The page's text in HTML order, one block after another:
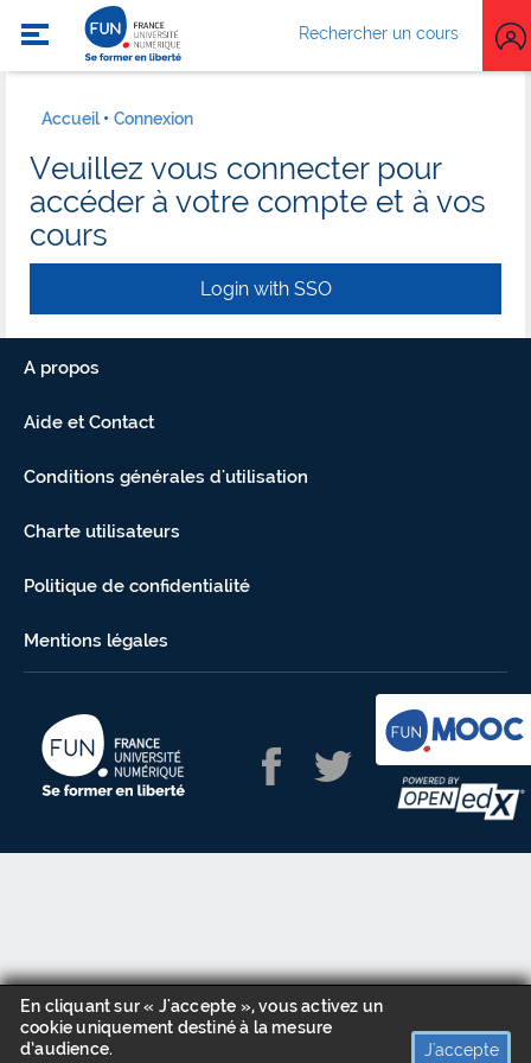
Rechercher un cours
En cliquant sur « J'accepte », vous activez un
cookie uniquement destiné à la mesure
d’audience.
J'accepte
Accueil Connexion
Veuillez vous connecter pour
accéder à votre compte et à vos
cours
Login with SSO
A propos
Aide et Contact
Conditions générales d'utilisation
Charte utilisateurs
Politique de confidentialité
Mentions légales